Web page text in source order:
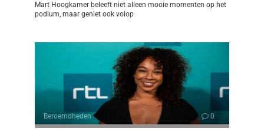
Mart Hoogkamer beleeft niet alleen mooie momenten op het
podium, maar geniet ook volop
Beroemdheden 0